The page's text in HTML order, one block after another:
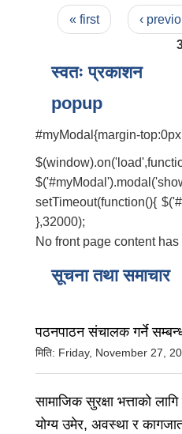
Pages
« first ‹
स्वतः प्रकाशन
popup
#myModal{margin-
setTimeout(function(){
},32000);
No front page content
सूचना तथा समाचार
पठनपाठन संचालक गर्ने
मिति: Friday, November 27,
सामाजिक सुरक्षा भत्ताको
योग्य उमेर, अवस्था र